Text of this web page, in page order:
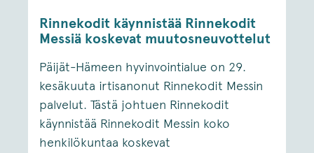
Rinnekodit käynnistää Rinnekodit
Messiä koskevat muutosneuvottelut
Päijät-Hämeen hyvinvointialue on 29.
kesäkuuta irtisanonut Rinnekodit Messin
palvelut. Tästä johtuen Rinnekodit
käynnistää Rinnekodit Messin koko
henkilökuntaa koskevat